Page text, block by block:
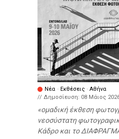
Νέα · Εκθέσεις · Αθήνα
// Δημοσίευση: 08 Μάιος
ομαδική έκθεση
νεοσύστατη
Κάδρο και το